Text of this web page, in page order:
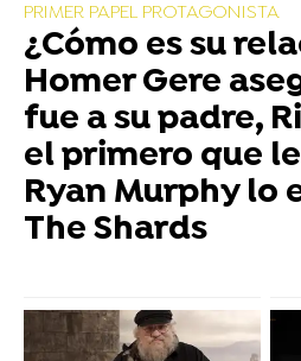
PRIMER PAPEL PROTAGONISTA
¿Cómo es su
Homer Gere
fue a su padre,
el primero que
Ryan Murphy lo
The Shards